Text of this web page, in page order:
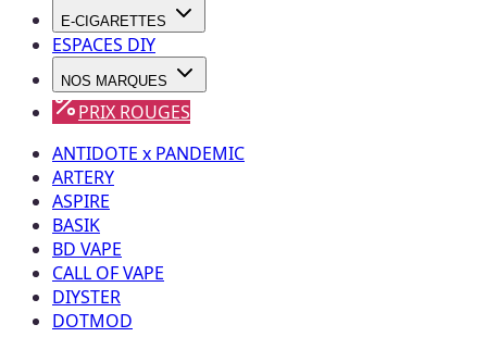
E-CIGARETTES
ESPACES DIY
NOS MARQUES
PRIX ROUGES
ANTIDOTE x PANDEMIC
ARTERY
ASPIRE
BASIK
BD VAPE
CALL OF VAPE
DIYSTER
DOTMOD